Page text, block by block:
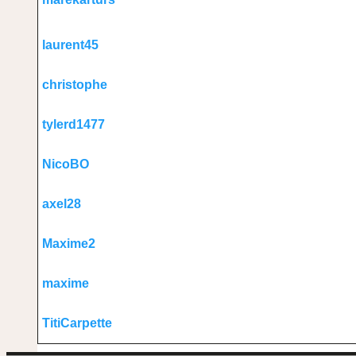
laurent45
christophe
tylerd1477
NicoBO
axel28
Maxime2
maxime
TitiCarpette